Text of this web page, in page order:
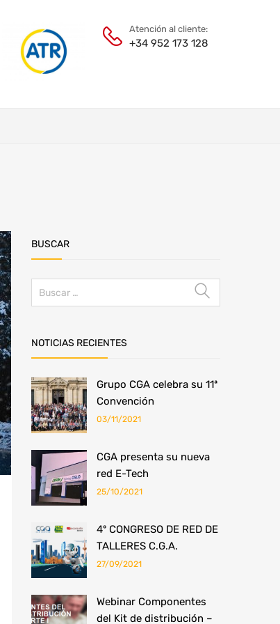
Atención al cliente:
+34 952 173 128
BUSCAR
NOTICIAS RECIENTES
Grupo CGA celebra su 11ª
Convención
03/11/2021
​CGA presenta su nueva
red E-Tech
25/10/2021
4º CONGRESO DE RED DE
TALLERES C.G.A.
27/09/2021
Webinar Componentes
del Kit de distribución –